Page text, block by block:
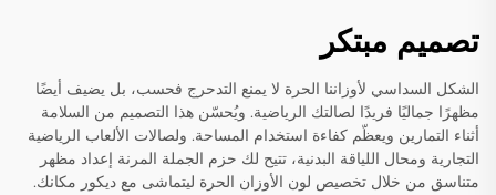
تصميم مبتكر
الشكل السداسي لأوزاننا الحرة لا يمنع التدحرج فحسب، بل يضيف أيضًا
مظهرًا جماليًا فريدًا لصالتك الرياضية. ويُحسّن هذا التصميم من السلامة
أثناء التمارين ويعظّم كفاءة استخدام المساحة. ولصالات الألعاب الرياضية
التجارية ومحال اللياقة البدنية، تتيح لك حزم الجملة المرنة إعداد مظهر
متناسق من خلال تخصيص لون الأوزان الحرة ليتماشى مع ديكور مكانك.